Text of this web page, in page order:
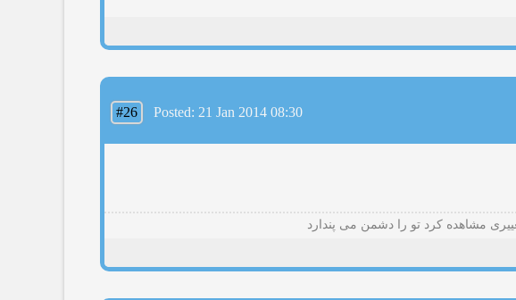
#26 Posted: 21 Jan 2014 08:30
مشاهده کرد تو را دشمن می پندارد